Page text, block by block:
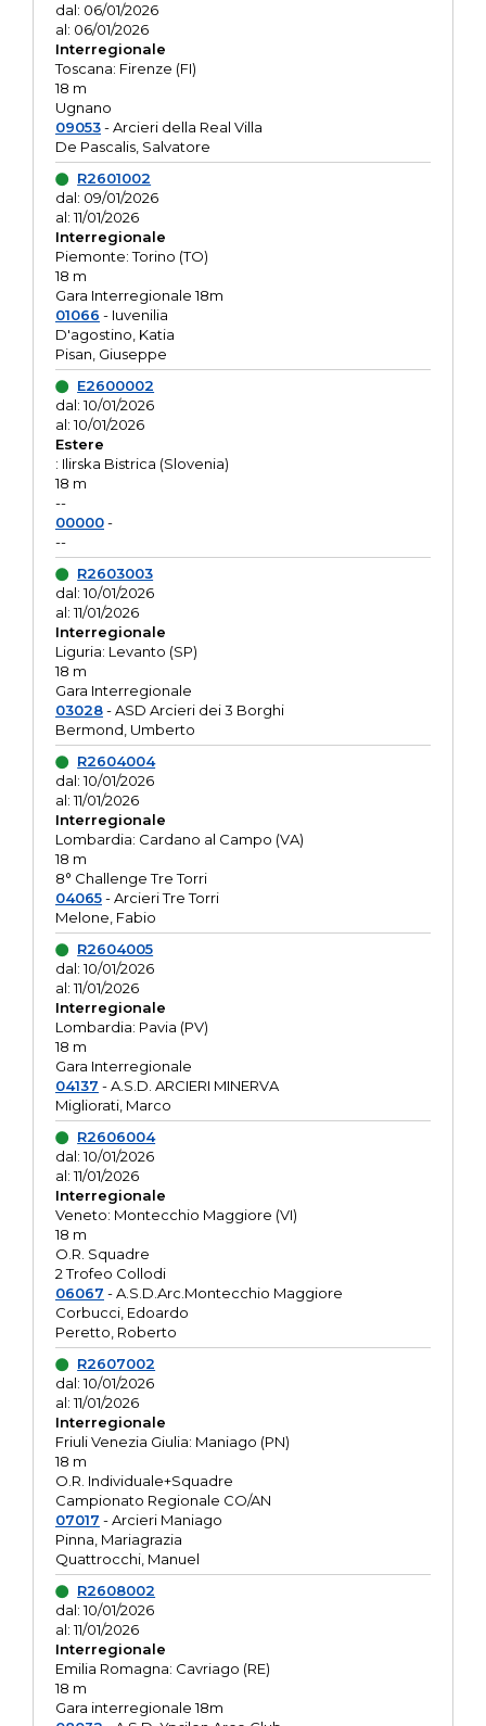
dal: 06/01/2026
al: 06/01/2026
Interregionale
Toscana: Firenze (FI)
18 m
Ugnano
09053- Arcieri della Real Villa
De Pascalis, Salvatore
R2601002
dal: 09/01/2026
al: 11/01/2026
Interregionale
Piemonte: Torino (TO)
18 m
Gara Interregionale 18m
01066 - Iuvenilia
D'agostino, Katia
Pisan, Giuseppe
E2600002
dal: 10/01/2026
al: 10/01/2026
Estere
: Ilirska Bistrica (Slovenia)
18 m
--
00000-
--
R2603003
dal: 10/01/2026
al: 11/01/2026
Interregionale
Liguria: Levanto (SP)
18 m
Gara Interregionale
03028- ASD Arcieri dei 3 Borghi
Bermond, Umberto
R2604004
dal: 10/01/2026
al: 11/01/2026
Interregionale
Lombardia: Cardano al Campo (VA)
18 m
8° Challenge Tre Torri
04065- Arcieri Tre Torri
Melone, Fabio
R2604005
dal: 10/01/2026
al: 11/01/2026
Interregionale
Lombardia: Pavia (PV)
18 m
Gara Interregionale
04137 - A.S.D. ARCIERI MINERVA
Migliorati, Marco
R2606004
dal: 10/01/2026
al: 11/01/2026
Interregionale
Veneto: Montecchio Maggiore (VI)
18 m
O.R. Squadre
2 Trofeo Collodi
06067 - A.S.D.Arc.Montecchio Maggiore
Corbucci, Edoardo
Peretto, Roberto
R2607002
dal: 10/01/2026
al: 11/01/2026
Interregionale
Friuli Venezia Giulia: Maniago (PN)
18 m
O.R. Individuale+Squadre
Campionato Regionale CO/AN
07017 - Arcieri Maniago
Pinna, Mariagrazia
Quattrocchi, Manuel
R2608002
dal: 10/01/2026
al: 11/01/2026
Interregionale
Emilia Romagna: Cavriago (RE)
18 m
Gara interregionale 18m